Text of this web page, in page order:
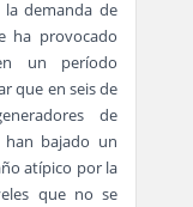
demanda de
ha provocado
un período
que en seis de
de
han bajado un
atípico por la
que no se